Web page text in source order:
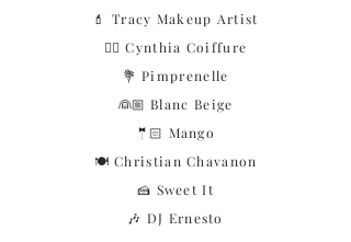
💄 Tracy Makeup Artist
💇‍♀️ Cynthia Coiffure
💐 Pimprenelle
👰🏼 Blanc Beige
🤵🏻 Mango
🍽️ Christian Chavanon
🍰 Sweet It
🎶 DJ Ernesto